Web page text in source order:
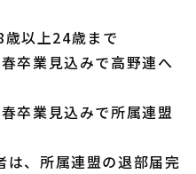
以上24歳まで
卒業見込みで高野連へ
卒業見込みで所属連盟
は、所属連盟の退部届完